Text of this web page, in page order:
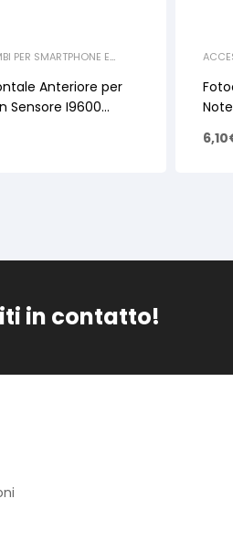
PER SMARTPHONE E
Anteriore per
Sensore I9600
6,10
in contatto!